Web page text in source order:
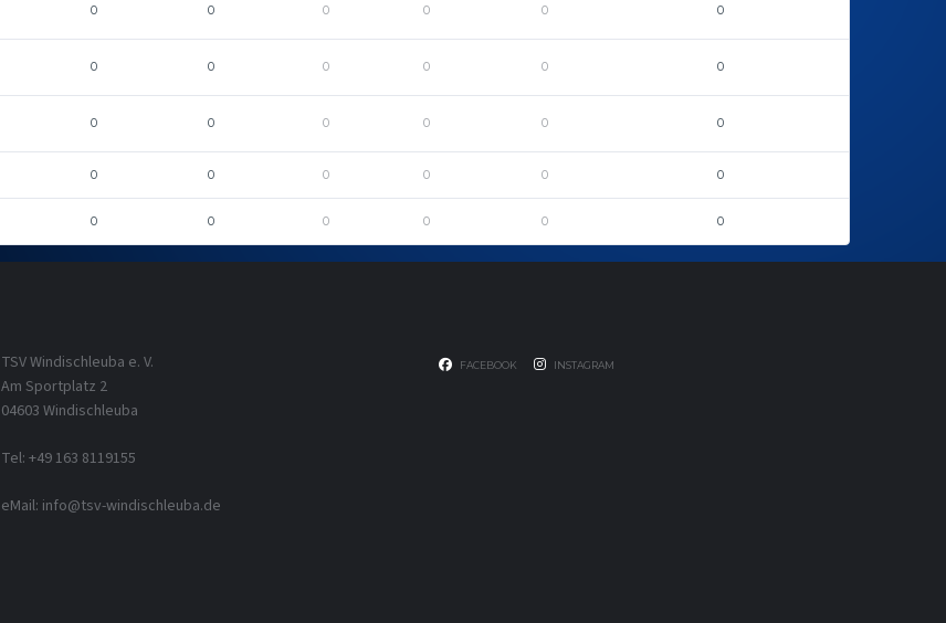
0 0 0 0 0 0
0 0 0 0 0 0
0 0 0 0 0 0
0 0 0 0 0 0
0 0 0 0 0 0
TSV Windischleuba e. V.
Am Sportplatz 2
04603 Windischleuba
Tel: +49 163 8119155
eMail: info@tsv-windischleuba.de
FACEBOOK INSTAGRAM